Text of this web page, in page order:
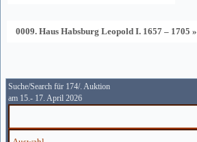
0009. Haus Habsburg Leopold I. 1657 – 1705 »
Suche/Search für 174/. Auktion
am 15.- 17. April 2026